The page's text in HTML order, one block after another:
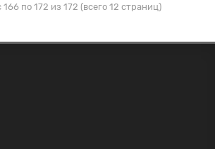
166 по 172 из 172 (всего 12 страниц)